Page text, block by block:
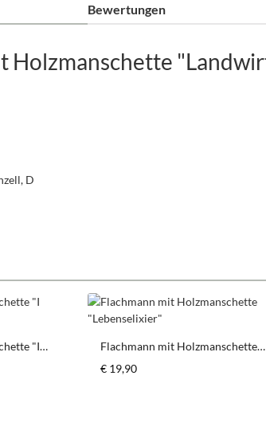
Bewertungen
D
"I
Flachmann mit Holzmanschette
Regulärer Preis:
€ 19,90